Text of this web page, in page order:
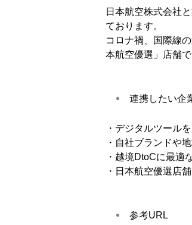
日本航空株式会社
ております。
コロナ禍、国際線
本航空優選」店舗
連携したい企
・デジタルツール
・自社ブランドや
・越境DtoCに最適
・日本航空優選店
参考URL